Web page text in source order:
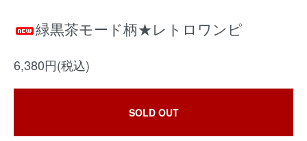
緑黒茶モード柄★レトロワンピ
6,380円(税込)
SOLD OUT